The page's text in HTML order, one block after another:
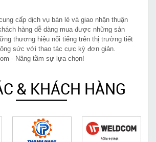
cấp dịch vụ bán lẻ và giao nhận thuận
hàng dễ dàng mua được những sản
thương hiệu nổi tiếng trên thị trường tiết
sức với thao tác cực kỳ đơn giản.
- Nâng tầm sự lựa chọn!
& KHÁCH HÀNG